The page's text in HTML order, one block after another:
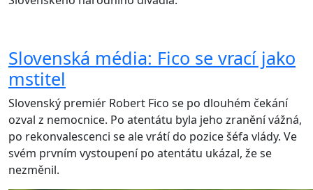
Slovenská média: Fico se vrací jako
mstitel
Slovenský premiér Robert Fico se po dlouhém čekání
ozval z nemocnice. Po atentátu byla jeho zranění vážná,
po rekonvalescenci se ale vrátí do pozice šéfa vlády. Ve
svém prvním vystoupení po atentátu ukázal, že se
nezměnil.